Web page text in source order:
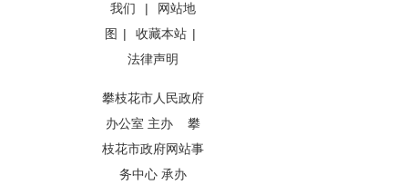
我们
|
网站地
图 | 收藏本站 |
法律声明
攀枝花市人民政府
办公室 主办 攀
枝花市政府网站事
务中心 承办